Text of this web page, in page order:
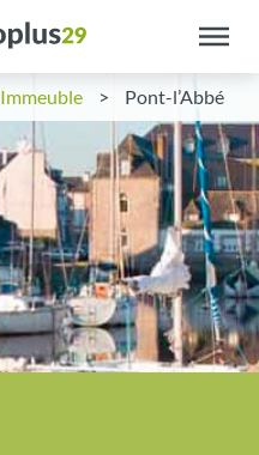
Immeuble > Pont-l’Abbé